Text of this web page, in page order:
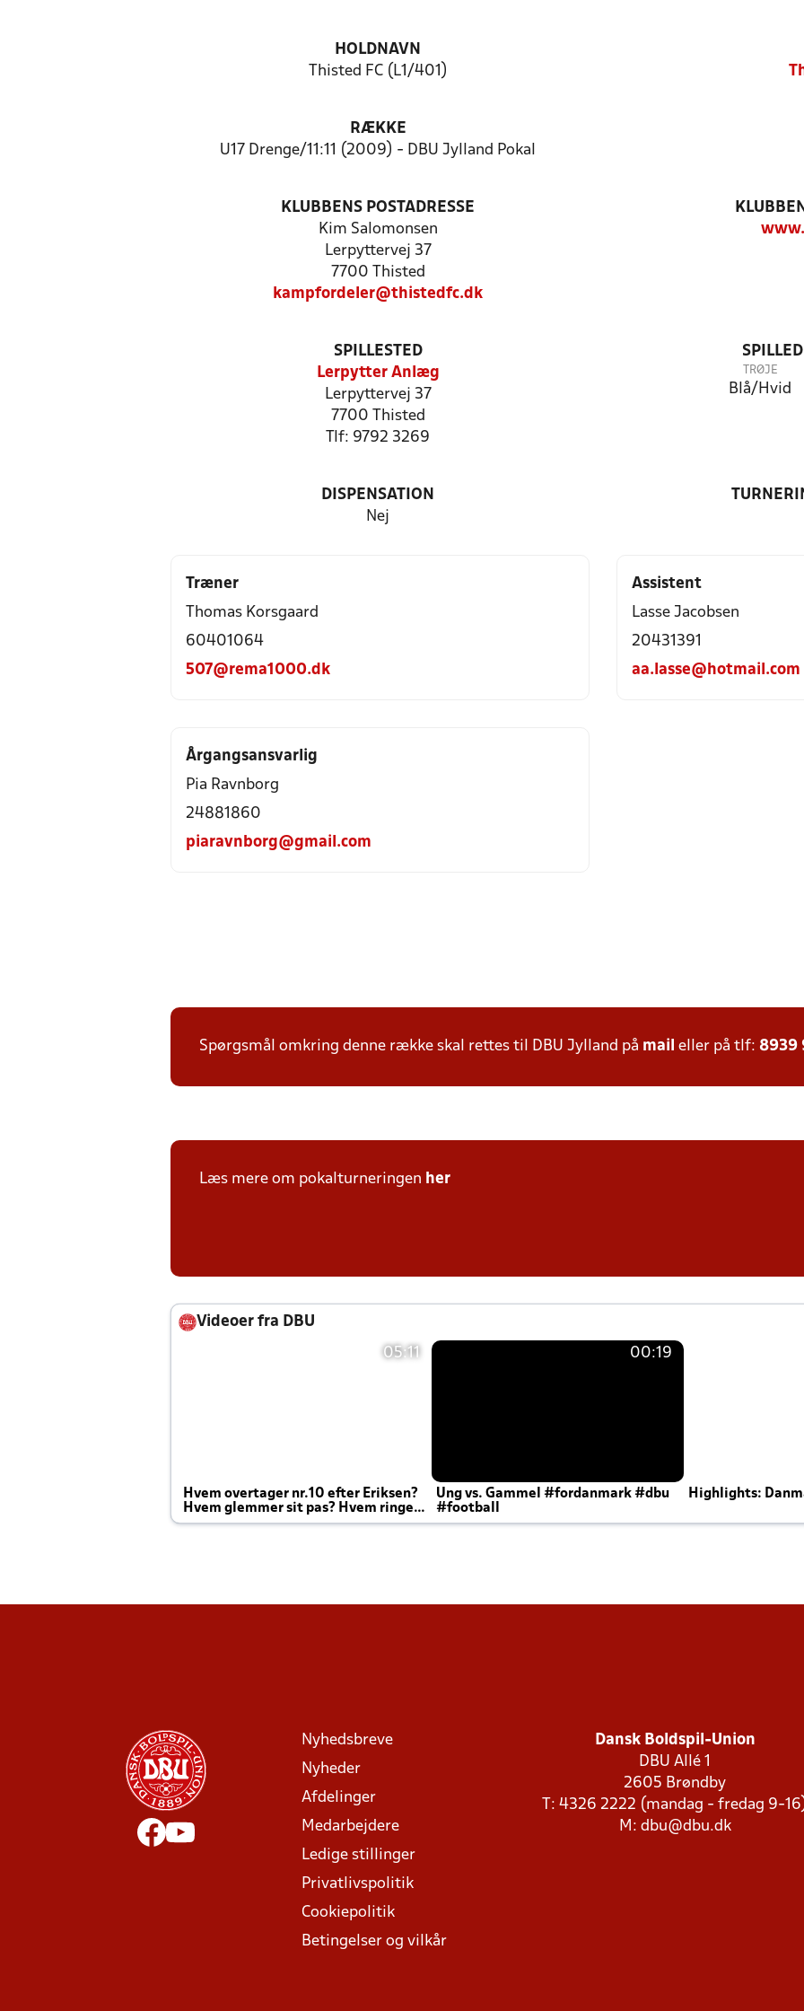
HOLDNAVN
Thisted FC (L1/401)
RÆKKE
U17 Drenge/11:11 (2009) - DBU Jylland Pokal
KLUBBENS POSTADRESSE
Kim Salomonsen
Lerpyttervej 37
7700 Thisted
kampfordeler@thistedfc.dk
SPILLESTED
Lerpytter Anlæg
Lerpyttervej 37
7700 Thisted
Tlf: 9792 3269
TRØJE
Blå/Hvid
DISPENSATION
Nej
Træner
Thomas Korsgaard
60401064
507@rema1000.dk
Assistent
Lasse Jacobsen
20431391
aa.lasse@hotmail.com
Årgangsansvarlig
Pia Ravnborg
24881860
piaravnborg@gmail.com
Spørgsmål omkring denne række skal rettes til DBU Jylland på mail eller på tlf: 8939
Læs mere om pokalturneringen her
Videoer fra DBU
05:11
Hvem overtager nr.10 efter Eriksen?
Hvem glemmer sit pas? Hvem ringer
Joachim altid til efter kampe?
00:19
Ung vs. Gammel #fordanmark #dbu
#football
Highlights:
Nyhedsbreve
Nyheder
Afdelinger
Medarbejdere
Ledige stillinger
Privatlivspolitik
Cookiepolitik
Betingelser og vilkår
Dansk Boldspil-Union
DBU Allé 1
2605 Brøndby
T: 4326 2222 (mandag - fredag 9-
M: dbu@dbu.dk